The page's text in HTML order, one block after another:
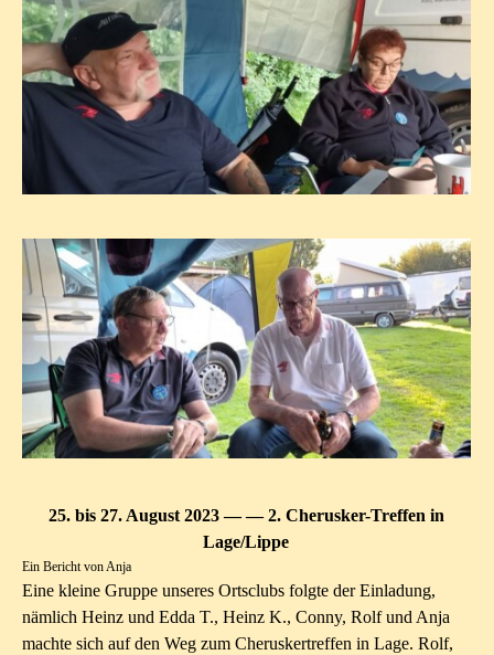
25. bis 27. August 2023 — — 2. Cherusker-Treffen in
Lage/Lippe
Ein Bericht von Anja
Eine kleine Gruppe unseres Ortsclubs folgte der Einladung,
nämlich Heinz und Edda T., Heinz K., Conny, Rolf und Anja
machte sich auf den Weg zum Cheruskertreffen in Lage. Rolf,